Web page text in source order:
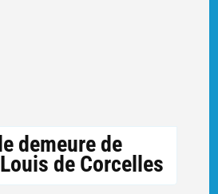
demeure de
de Corcelles